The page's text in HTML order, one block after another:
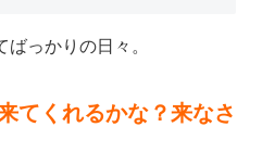
っかりの日々。
てくれるかな？来なさ